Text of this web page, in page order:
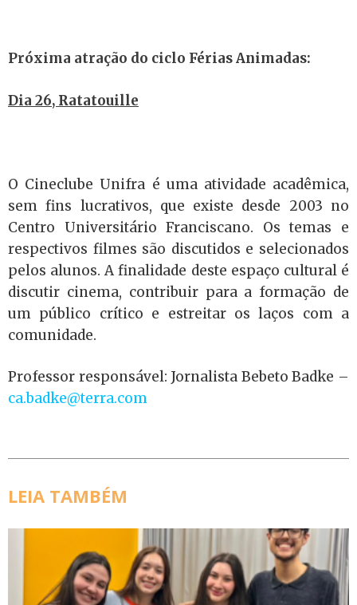
Próxima atração do ciclo Férias Animadas:
Dia 26, Ratatouille
O Cineclube Unifra é uma atividade acadêmica,
sem fins lucrativos, que existe desde 2003 no
Centro Universitário Franciscano. Os temas e
respectivos filmes são discutidos e selecionados
pelos alunos. A finalidade deste espaço cultural é
discutir cinema, contribuir para a formação de
um público crítico e estreitar os laços com a
comunidade.
Professor responsável: Jornalista Bebeto Badke –
ca.badke@terra.com
LEIA TAMBÉM